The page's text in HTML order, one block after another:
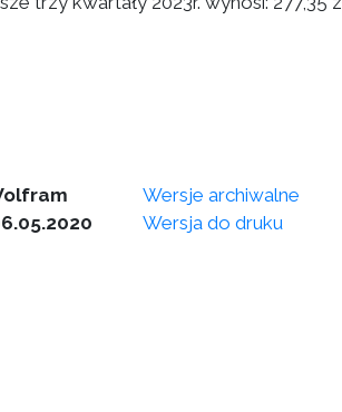
Wersje archiwalne
Wersja do druku